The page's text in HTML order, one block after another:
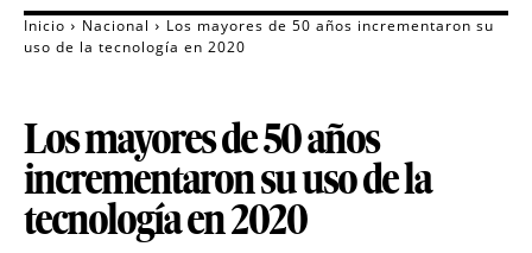
Inicio Nacional
Los mayores de 50 años incrementaron su
uso de la tecnología en 2020
Los mayores de 50 años
incrementaron su uso de la
tecnología en 2020